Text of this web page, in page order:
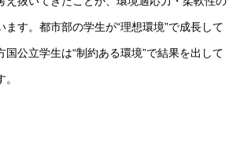
ます。都市部の学生が“理想環境”で成長して
国公立学生は“制約ある環境”で結果を出して